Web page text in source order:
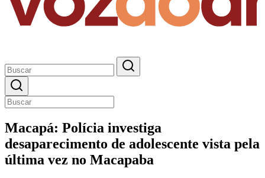
Macapá: Polícia investiga
desaparecimento de adolescente vista pela
última vez no Macapaba